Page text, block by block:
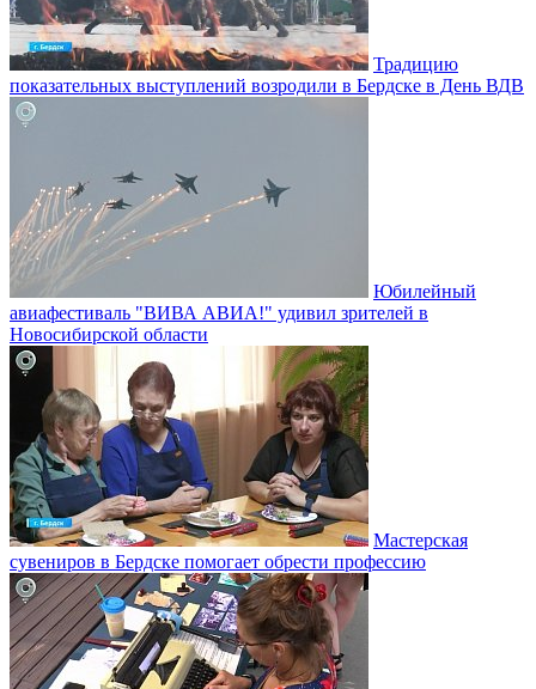
Традицию
показательных выступлений возродили в Бердске в День ВДВ
Юбилейный
авиафестиваль "ВИВА АВИА!" удивил зрителей в
Новосибирской области
Мастерская
сувениров в Бердске помогает обрести профессию